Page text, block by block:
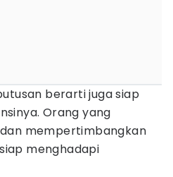
berarti juga siap
Orang yang
mempertimbangkan
menghadapi